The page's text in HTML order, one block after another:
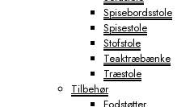
Spisebordsstole
Spisestole
Stofstole
Teaktræbænke
Træstole
Tilbehør